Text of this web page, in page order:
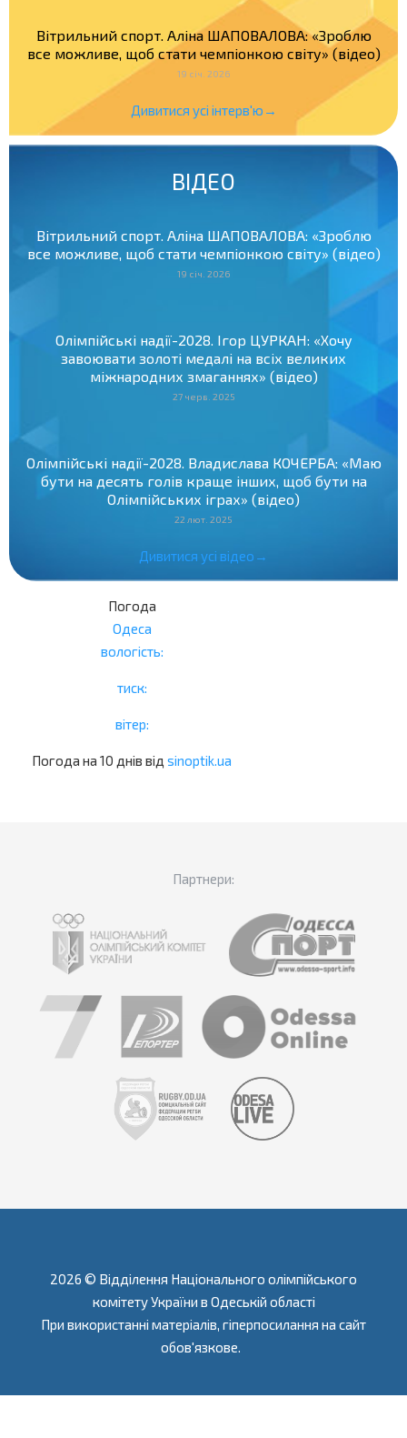
Вітрильний спорт. Аліна ШАПОВАЛОВА: «Зроблю
все можливе, щоб стати чемпіонкою світу» (відео)
19 січ. 2026
Дивитися усі інтерв'ю→
ВІДЕО
Вітрильний спорт. Аліна ШАПОВАЛОВА: «Зроблю
все можливе, щоб стати чемпіонкою світу» (відео)
19 січ. 2026
Олімпійські надії-2028. Ігор ЦУРКАН: «Хочу
завоювати золоті медалі на всіх великих
міжнародних змаганнях» (відео)
27 черв. 2025
Олімпійські надії-2028. Владислава КОЧЕРБА: «Маю
бути на десять голів краще інших, щоб бути на
Олімпійських іграх» (відео)
22 лют. 2025
Дивитися усі відео→
Погода
Одеса
вологість:
тиск:
вітер:
Погода на 10 днів від sinoptik.ua
Партнери:
2026 © Відділення Національного олімпійського
комітету України в Одеській області
При використанні матеріалів, гіперпосилання на сайт
обов'язкове.